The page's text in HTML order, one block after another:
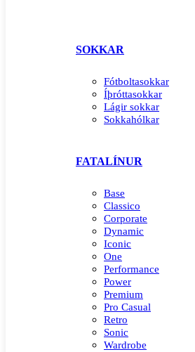
SOKKAR
Fótboltasokkar
Íþróttasokkar
Lágir sokkar
Sokkahólkar
FATALÍNUR
Base
Classico
Corporate
Dynamic
Iconic
One
Performance
Power
Premium
Pro Casual
Retro
Sonic
Wardrobe